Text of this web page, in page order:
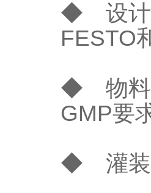
◆ 设计
FESTO
◆ 物料
GMP要
◆ 灌装